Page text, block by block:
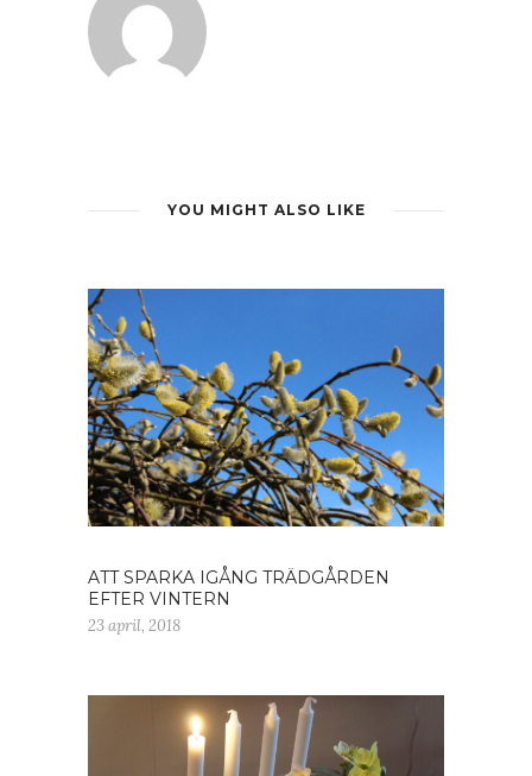
YOU MIGHT ALSO LIKE
ATT SPARKA IGÅNG TRÄDGÅRDEN
EFTER VINTERN
23 april, 2018